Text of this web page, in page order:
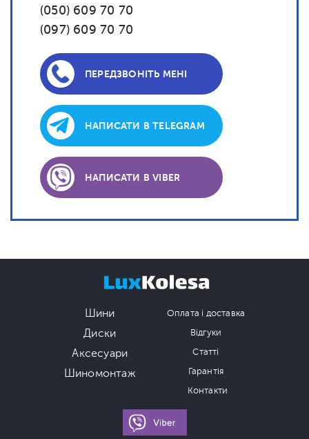
(050) 609 70 70
(097) 609 70 70
ПЕРЕДЗВОНІТЬ МЕНІ
НАПИСАТИ В TELEGRAM
НАПИСАТИ В VIBER
Шини
Диски
Аксесуари
Шиномонтаж
Оплата і доставка
Відгуки
Статті
Гарантія
Контакти